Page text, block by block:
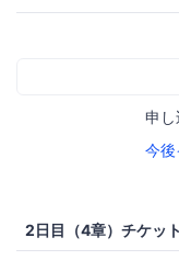
申し
今後
2日目（4章）チケッ